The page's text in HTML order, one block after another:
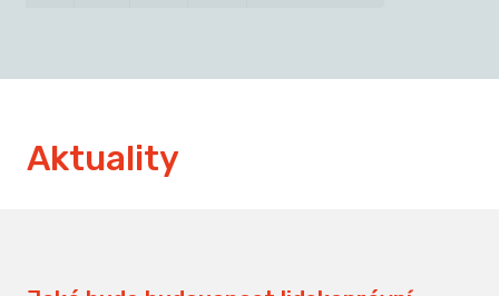
Aktuality